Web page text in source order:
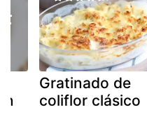
Gratinado de
coliflor clásico